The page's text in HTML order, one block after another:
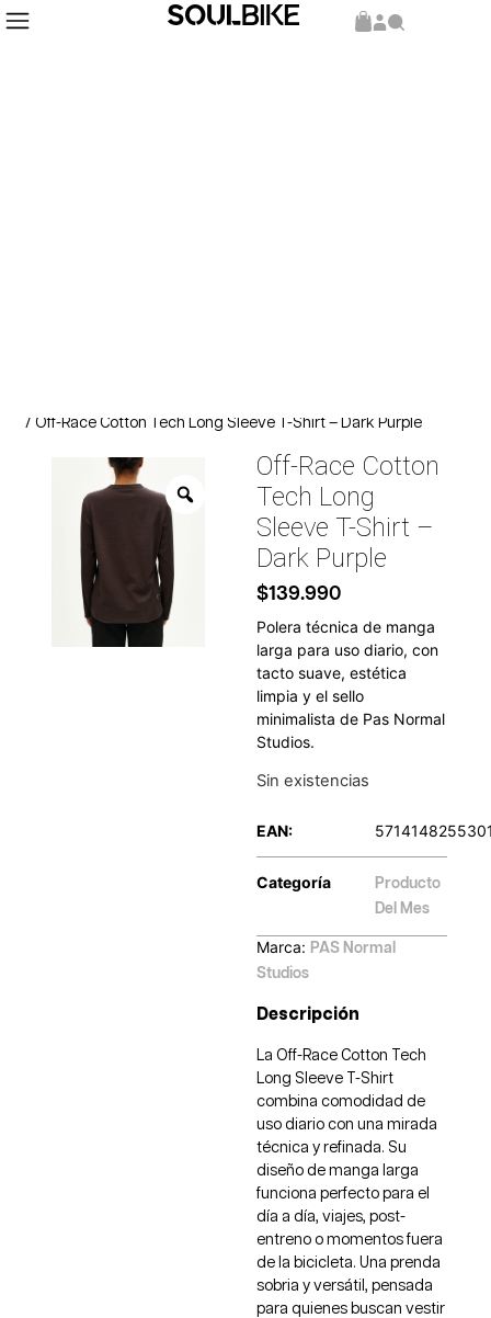
/ Off-Race Cotton Tech Long Sleeve T-Shirt – Dark Purple
Off-Race Cotton
Tech Long
Sleeve T-Shirt –
Dark Purple
$139.990
Polera técnica de manga
larga para uso diario, con
tacto suave, estética
limpia y el sello
minimalista de Pas Normal
Studios.
Sin existencias
EAN:
Categoría
Producto
Del Mes
Marca: PAS Normal
Studios
Descripción
La Off-Race Cotton Tech
Long Sleeve T-Shirt
combina comodidad de
uso diario con una mirada
técnica y refinada. Su
diseño de manga larga
funciona perfecto para el
día a día, viajes, post-
entreno o momentos fuera
de la bicicleta. Una prenda
sobria y versátil, pensada
para quienes buscan vestir